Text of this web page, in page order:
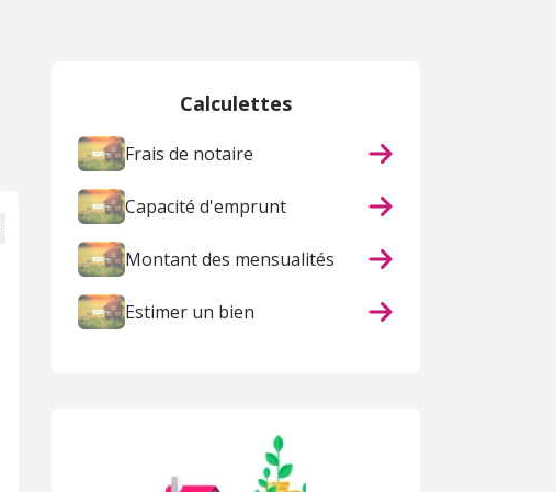
Calculettes
Frais de notaire
Capacité d'emprunt
Montant des mensualités
Estimer un bien